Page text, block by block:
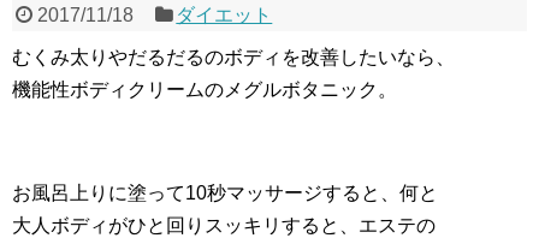
2017/11/18 ダイエット
むくみ太りやだるだるのボディを改善したいなら、
機能性ボディクリームのメグルボタニック。
お風呂上りに塗って10秒マッサージすると、何と
大人ボディがひと回りスッキリすると、エステの